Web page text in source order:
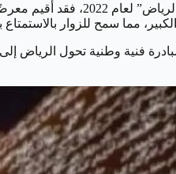
فيما يتعلق بمهرجان
مما سمح للزوار بالاستمتاع
فنية وطنية تحول الرياض